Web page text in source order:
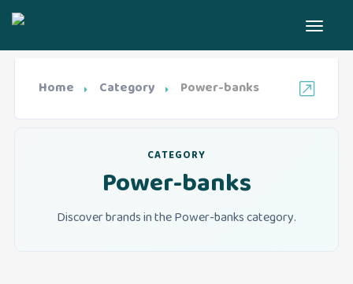
Home Category Power-banks
CATEGORY
Power-banks
Discover brands in the Power-banks category.